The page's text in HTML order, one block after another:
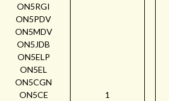
ON5RGI
ON5PDV
ON5MDV
ON5JDB
ON5ELP
ON5EL
ON5CGN
ON5CE
1